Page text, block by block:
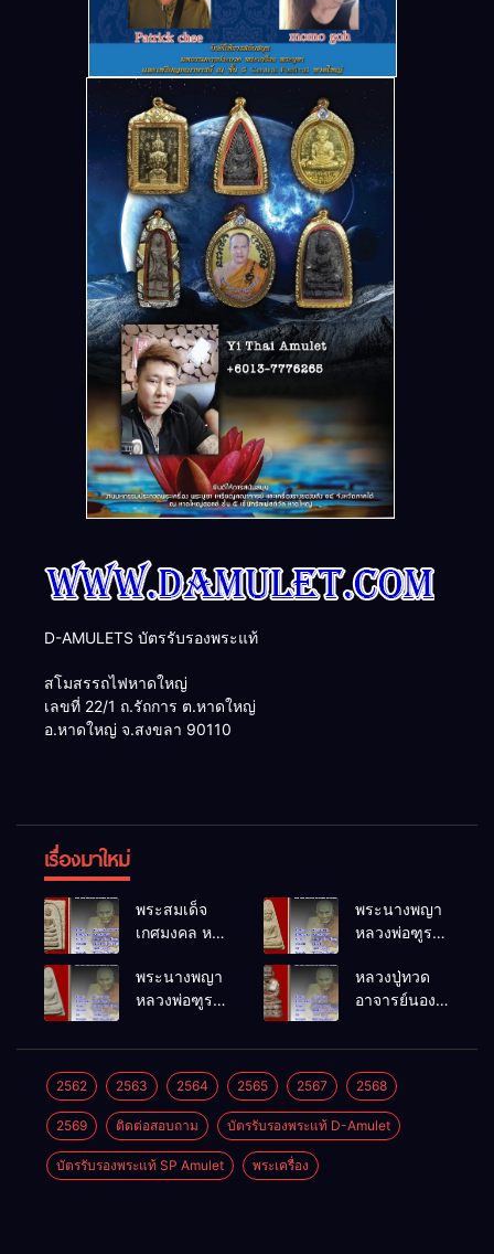
D-AMULETS บัตรรับรองพระแท้
สโมสรรถไฟหาดใหญ่
เลขที่ 22/1 ถ.รัถการ ต.หาดใหญ่
อ.หาดใหญ่ จ.สงขลา 90110
เรื่องมาใหม่
พระสมเด็จ
เกศมงคล หล
โพธิ์นิมิตร
พ.ศ.2512
พระนางพญา
หลวงพ่อฑูรย์
พ.ศ.2512
พระนางพญา
หลวงพ่อฑูรย์
พ.ศ.2512
หลวงปู่ทวด
อาจารย์นอง
พ.ศ.2541
2562 2563 2564 2565 2567 2568
2569 ติดต่อสอบถาม บัตรรับรองพระแท้ D-Amulet
บัตรรับรองพระแท้ SP Amulet พระเครื่อง